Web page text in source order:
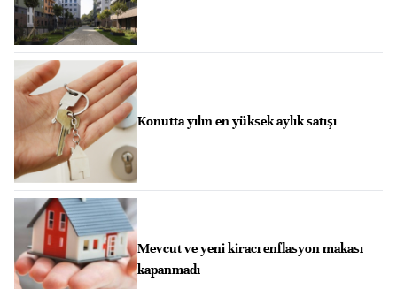
Konutta yılın en yüksek aylık satışı
Mevcut ve yeni kiracı enflasyon makası
kapanmadı